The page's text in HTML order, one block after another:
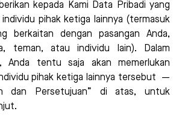
kepada Kami Data Pribadi yang
pihak ketiga lainnya (termasuk
berkaitan dengan pasangan Anda,
teman, atau individu lain). Dalam
Anda tentu saja akan memerlukan
pihak ketiga lainnya tersebut —
dan Persetujuan” di atas, untuk